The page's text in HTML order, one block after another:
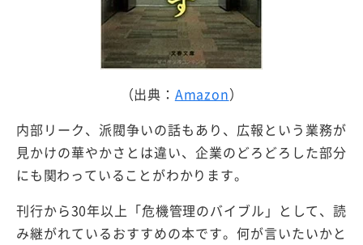
（出典： Amazon）
内部リーク、派閥争いの話もあり、広報という業務が
見かけの華やかさとは違い、企業のどろどろした部分
にも関わっていることがわかります。
刊行から30年以上「危機管理のバイブル」として、読
み継がれているおすすめの本です。何が言いたいかと